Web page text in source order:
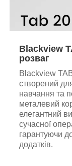
Blackview
розваг
Blackview
створений
навчання та
металевий
елегантний
сучасної
гарантуючи
додатків.